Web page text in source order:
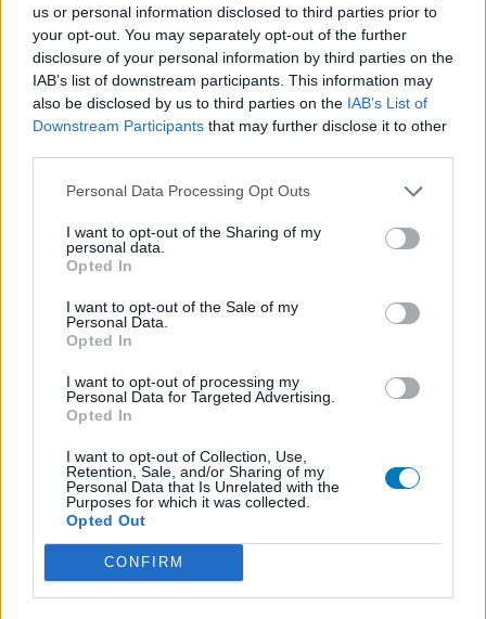
us or personal information disclosed to third parties prior to
your opt-out. You may separately opt-out of the further
disclosure of your personal information by third parties on the
IAB’s list of downstream participants. This information may
also be disclosed by us to third parties on the IAB’s List of
Downstream Participants that may further disclose it to other
Personal Data Processing Opt Outs
I want to opt-out of the Sharing of my
personal data.
Opted In
I want to opt-out of the Sale of my
Personal Data.
Opted In
I want to opt-out of processing my
Personal Data for Targeted Advertising.
Opted In
I want to opt-out of Collection, Use,
Retention, Sale, and/or Sharing of my
Personal Data that Is Unrelated with the
Purposes for which it was collected.
Opted Out
CONFIRM
Antibiotica - penicillines breedspectrum
Roaccutane (480)
Acne
Dexamfetamine (446)
ADHD - psychostimulantia
Euthyrox (436)
De reviews op deze pagina zijn door de gebruikers
gegenereerd en vervolgens gelezen en aangepast alvorens
goedkeuring, om zo te voldoen aan onze standaarden wat betreft
een review voor een medicijn. Voor het delen van ervaringen is
geen medische kennis noodzakelijk. Op deze manier geven de
reviews alleen een beeld van de ervaring van de schrijvers en niet
die van de eigenaar van deze website. Denk er aan dat de
ervaringen kunnen verschillen van persoon tot persoon en dat u
apotheker.